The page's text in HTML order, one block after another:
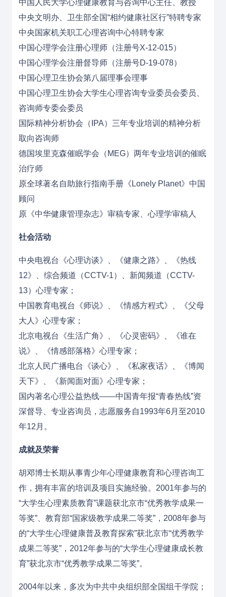
中国人民大学心理健康教育与咨询中心主任、教授
中央文明办、卫生部全国“相约健康社区行”特聘专家
中央国家机关职工心理咨询中心特聘专家
中国心理学会注册心理师（注册号X-12-015）
中国心理学会注册督导师（注册号D-19-078）
中国心理卫生协会第八届理事会理事
中国心理卫生协会大学生心理咨询专业委员会委员、
咨询师专委会委员
国际精神分析协会（IPA）三年专业培训的精神分析
取向咨询师
德国埃里克森催眠学会（MEG）两年专业培训的催眠
治疗师
原全球著名自助旅行指南手册《Lonely Planet》中国
顾问
原《中华健康管理杂志》审稿专家、心理学审稿人
社会活动
中央电视台《心理访谈》、《健康之路》、《热线
12》、综合频道（CCTV-1）、新闻频道（CCTV-
13）心理专家；
中国教育电视台《师说》、《情感方程式》、《父母
大人》心理专家；
北京电视台《生活广角》、《心灵密码》、《谁在
说》、《情感部落格》心理专家；
北京人民广播电台《谈心》、《私家夜话》、《博闻
天下》、《新闻面对面》心理专家；
国内著名心理公益热线——中国青年报“青春热线”资
深督导、专业咨询员，志愿服务自1993年6月至2010
年12月。
成就及荣誉
胡邓博士长期从事青少年心理健康教育和心理咨询工
作，拥有丰富的培训及项目实施经验。2001年参与的
“大学生心理素质教育”课题获北京市“优秀教学成果一
等奖”、教育部“国家级教学成果二等奖”，2008年参与
的“大学生心理健康普及教育探索”获北京市“优秀教学
成果二等奖”，2012年参与的“大学生心理健康成长教
育”获北京市“优秀教学成果二等奖”。
2004年以来，多次为中共中央组织部全国组干学院；